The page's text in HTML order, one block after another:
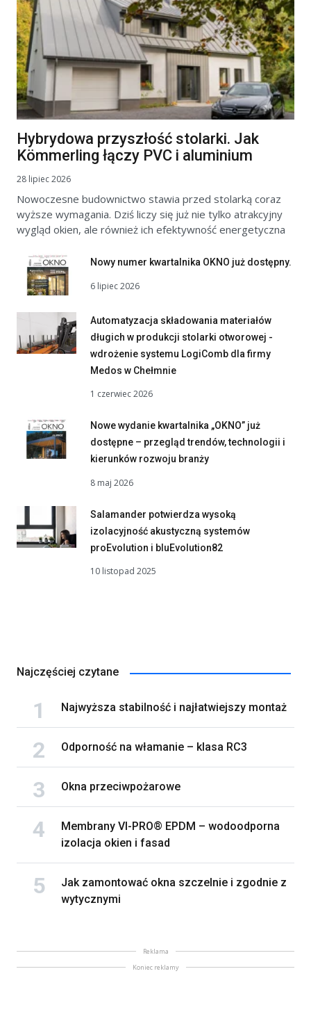
Hybrydowa przyszłość stolarki. Jak
Kömmerling łączy PVC i aluminium
28 lipiec 2026
Nowoczesne budownictwo stawia przed stolarką coraz
wyższe wymagania. Dziś liczy się już nie tylko atrakcyjny
wygląd okien, ale również ich efektywność energetyczna
Nowy numer kwartalnika OKNO już dostępny.
6 lipiec 2026
Automatyzacja składowania materiałów
długich w produkcji stolarki otworowej -
wdrożenie systemu LogiComb dla firmy
Medos w Chełmnie
1 czerwiec 2026
Nowe wydanie kwartalnika „OKNO” już
dostępne – przegląd trendów, technologii i
kierunków rozwoju branży
8 maj 2026
Salamander potwierdza wysoką
izolacyjność akustyczną systemów
proEvolution i bluEvolution82
10 listopad 2025
Najczęściej czytane
Najwyższa stabilność i najłatwiejszy montaż
Odporność na włamanie – klasa RC3
Okna przeciwpożarowe
Membrany VI-PRO® EPDM – wodoodporna
izolacja okien i fasad
Jak zamontować okna szczelnie i zgodnie z
wytycznymi
Reklama
Koniec reklamy